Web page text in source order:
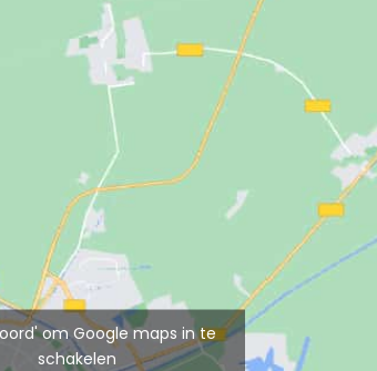
om Google maps in te
schakelen